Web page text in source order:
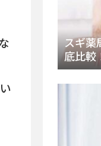
スギ薬
底比較
ップと
をチェ